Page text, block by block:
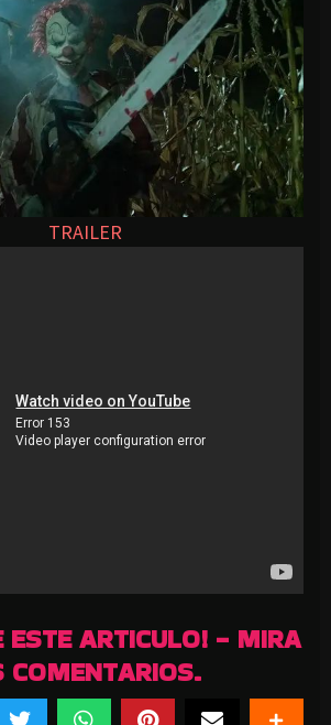
TRAILER
ESTE ARTICULO! - MIRA
COMENTARIOS.